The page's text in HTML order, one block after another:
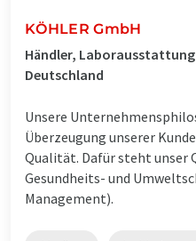
KÖHLER GmbH
Händler,
Deutschland
Unsere
Überzeugung unserer
Qualität. Dafür steht unser
Gesundheits- und
Management).